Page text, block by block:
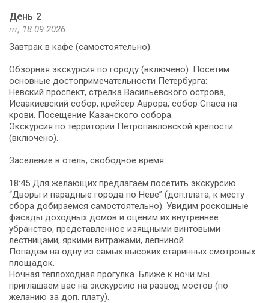
День 2
пт, 18.09.2026
Завтрак в кафе (самостоятельно).
Обзорная экскурсия по городу (включено). Посетим
основные достопримечательности Петербурга:
Невский проспект, стрелка Васильевского острова,
Исаакиевский собор, крейсер Аврора, собор Спаса на
крови. Посещение Казанского собора.
Экскурсия по территории Петропавловской крепости
(включено).
Заселение в отель, свободное время.
18:45 Для желающих предлагаем посетить экскурсию
“Дворы и парадные города по Неве” (доп.плата, к месту
сбора добираемся самостоятельно). Увидим роскошные
фасады доходных домов и оценим их внутреннее
убранство, представленное изящными винтовыми
лестницами, яркими витражами, лепниной.
Попадем на одну из самых высоких старинных смотровых
площадок.
Ночная теплоходная прогулка. Ближе к ночи мы
приглашаем вас на экскурсию на развод мостов (по
желанию за доп. плату).